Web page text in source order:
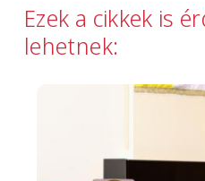
Ezek a cikkek is
lehetnek: